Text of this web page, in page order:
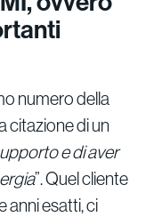
numero della
citazione di un
e di aver
”. Quel cliente
anni esatti, ci